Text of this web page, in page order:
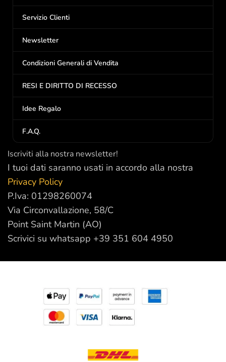
Servizio Clienti
Newsletter
Condizioni Generali di Vendita
RESI E DIRITTO DI RECESSO
Idee Regalo
F.A.Q.
Iscriviti alla nostra newsletter!
I tuoi dati saranno usati in accordo alla nostra
Privacy Policy
P.Iva: 01298260074
Via Circonvallazione, 58/C
Point Saint Martin (AO)
Scrivici su whatsapp +39 351 604 4950